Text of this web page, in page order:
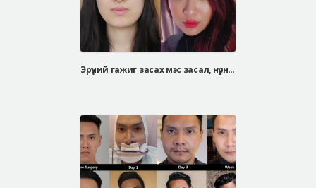
Эрүүний гажиг засах мэс засал, нүүрний хэлбэр засах мэс засал